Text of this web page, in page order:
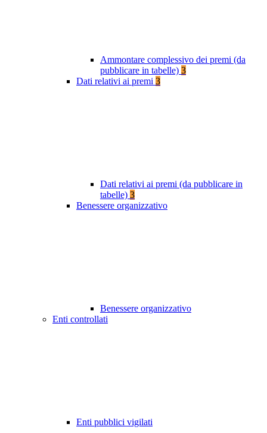
Ammontare complessivo dei premi (da
pubblicare in tabelle) 3
Dati relativi ai premi 3
Dati relativi ai premi (da pubblicare in
tabelle) 3
Benessere organizzativo
Benessere organizzativo
Enti controllati
Enti pubblici vigilati